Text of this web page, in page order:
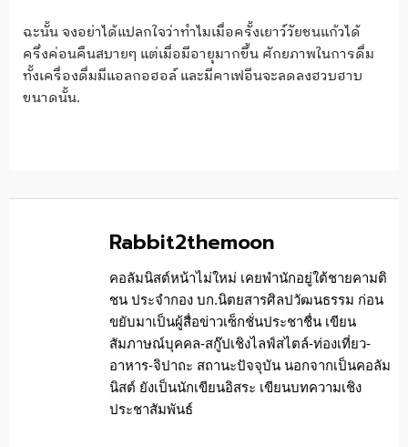
ฉะนั้น จงอย่าได้แปลกใจว่าทำไมเมื่อครั้งเยาว์วัยชนแก้วได้
ครึ่งค่อนคืนสบายๆ แต่เมื่อมีอายุมากขึ้น ศักยภาพในการดื่ม
ทั้งเครื่องดื่มมีแอลกอฮอล์ และมีคาเฟอีนจะลดลงฮวบฮาบ
ขนาดนั้น.
Rabbit2themoon
คอลัมนิสต์หน้าไม่ใหม่ เคยพำนักอยู่ใต้ชายคามติ
ชน ประจำกอง บก.นิตยสารศิลปวัฒนธรรม ก่อน
ขยับมาเป็นผู้สื่อข่าวเซ็กชั่นประชาชื่น เขียน
สัมภาษณ์บุคคล-สกู๊ปเชิงไลฟ์สไตล์-ท่องเที่ยว-
อาหาร-จิปาถะ สถานะปัจจุบัน นอกจากเป็นคอลัม
นิสต์ ยังเป็นนักเขียนอิสระ เขียนบทความเชิง
ประชาสัมพันธ์